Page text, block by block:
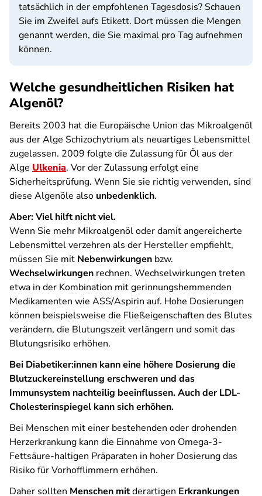
tatsächlich in der empfohlenen Tagesdosis? Schauen
Sie im Zweifel aufs Etikett. Dort müssen die Mengen
genannt werden, die Sie maximal pro Tag aufnehmen
können.
Welche gesundheitlichen Risiken hat
Algenöl?
Bereits 2003 hat die Europäische Union das Mikroalgenöl
aus der Alge Schizochytrium als neuartiges Lebensmittel
zugelassen. 2009 folgte die Zulassung für Öl aus der
Alge Ulkenia. Vor der Zulassung erfolgt eine
Sicherheitsprüfung. Wenn Sie sie richtig verwenden, sind
diese Algenöle also unbedenklich.
Aber: Viel hilft nicht viel.
Wenn Sie mehr Mikroalgenöl oder damit angereicherte
Lebensmittel verzehren als der Hersteller empfiehlt,
müssen Sie mit Nebenwirkungen bzw.
Wechselwirkungen rechnen. Wechselwirkungen treten
etwa in der Kombination mit gerinnungshemmenden
Medikamenten wie ASS/Aspirin auf. Hohe Dosierungen
können beispielsweise die Fließeigenschaften des Blutes
verändern, die Blutungszeit verlängern und somit das
Blutungsrisiko erhöhen.
Bei Diabetiker:innen kann eine höhere Dosierung die
Blutzuckereinstellung erschweren und das
Immunsystem nachteilig beeinflussen. Auch der LDL-
Cholesterinspiegel kann sich erhöhen.
Bei Menschen mit einer bestehenden oder drohenden
Herzerkrankung kann die Einnahme von Omega-3-
Fettsäure-haltigen Präparaten in hoher Dosierung das
Risiko für Vorhofflimmern erhöhen.
Daher sollten Menschen mitderartigen Erkrankungen